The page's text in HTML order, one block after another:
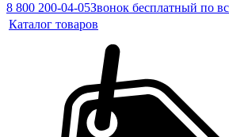
8 800 200-04-05Звонок бесплатный по
Каталог товаров